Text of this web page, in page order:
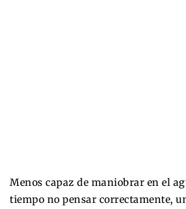
Menos capaz de maniobrar en el
tiempo no pensar correctamente,